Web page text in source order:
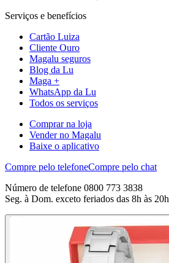
Serviços e benefícios
Cartão Luiza
Cliente Ouro
Magalu seguros
Blog da Lu
Maga +
WhatsApp da Lu
Todos os serviços
Comprar na loja
Vender no Magalu
Baixe o aplicativo
Compre pelo telefoneCompre pelo chat
Número de telefone 0800 773 3838
Seg. à Dom. exceto feriados das 8h às 20h